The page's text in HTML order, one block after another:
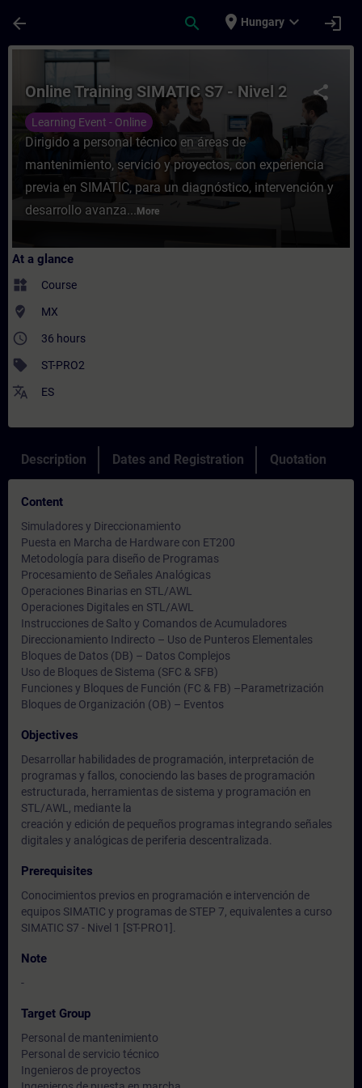
arrow_back search place Hungary expand_more login
Course - Online Training SIMATIC S7 -
share
Online Training SIMATIC S7 - Nivel 2
Learning Event - Online
Dirigido a personal técnico en áreas de
mantenimiento, servicio y proyectos, con experiencia
previa en SIMATIC, para un diagnóstico, intervención y
desarrollo avanza... More
At a glance
widgets Course
where_to_vote MX
access_time 36 hours
sell ST-PRO2
translate ES
Description Dates and Registration Quotation
Content
Simuladores y Direccionamiento
Puesta en Marcha de Hardware con ET200
Metodología para diseño de Programas
Procesamiento de Señales Analógicas
Operaciones Binarias en STL/AWL
Operaciones Digitales en STL/AWL
Instrucciones de Salto y Comandos de Acumuladores
Direccionamiento Indirecto – Uso de Punteros Elementales
Bloques de Datos (DB) – Datos Complejos
Uso de Bloques de Sistema (SFC & SFB)
Funciones y Bloques de Función (FC & FB) –Parametrización
Bloques de Organización (OB) – Eventos
Objectives
Desarrollar habilidades de programación, interpretación de
programas y fallos, conociendo las bases de programación
estructurada, herramientas de sistema y programación en
STL/AWL, mediante la
creación y edición de pequeños programas integrando señales
digitales y analógicas de periferia descentralizada.
Prerequisites
Conocimientos previos en programación e intervención de
equipos SIMATIC y programas de STEP 7, equivalentes a curso
SIMATIC S7 - Nivel 1 [ST-PRO1].
Note
-
Target Group
Personal de mantenimiento
Personal de servicio técnico
Ingenieros de proyectos